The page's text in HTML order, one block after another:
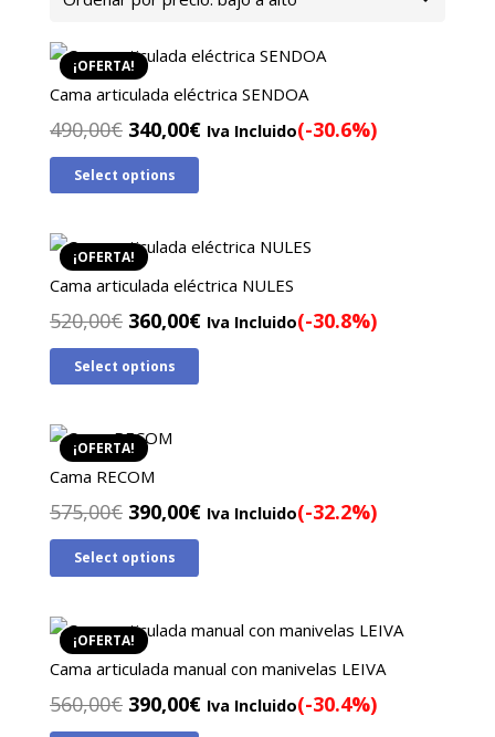
a
¡OFERTA!
Cama articulada eléctrica SENDOA
490,00€ El
precio
original
490,00€.
340,00€El
340,00€.
Iva Incluido(-30.6%)
Select options
¡OFERTA!
Cama articulada eléctrica NULES
520,00€ El
precio
original
520,00€.
360,00€ElIva Incluido(-30.8%)
Select options
¡OFERTA!
Cama RECOM
575,00€ El
precio
original
575,00€.
390,00€El
390,00€.
Iva Incluido(-32.2%)
Select options
¡OFERTA!
Cama articulada manual con manivelas LEIVA
560,00€ El
precio
390,00€ElIva Incluido(-30.4%)